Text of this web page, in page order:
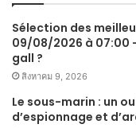
Sélection des
09/08/2026 à 07:00
gall ?
สิงหาคม 9, 2026
Le sous-marin : un
d’espionnage et